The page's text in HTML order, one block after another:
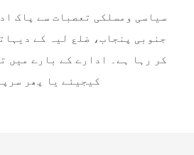
سیاسی ومسلکی تعصبات سے پاک
جنوبی پنجاب، ضلع لیہ کے
کیجیئے یا پھر سرپرست